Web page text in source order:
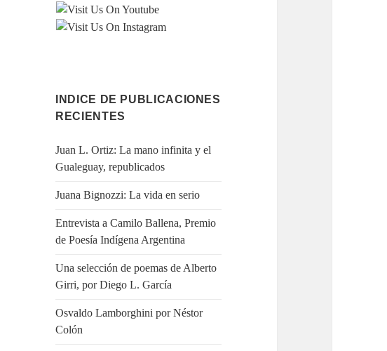
INDICE DE PUBLICACIONES
RECIENTES
Juan L. Ortiz: La mano infinita y el
Gualeguay, republicados
Juana Bignozzi: La vida en serio
Entrevista a Camilo Ballena, Premio
de Poesía Indígena Argentina
Una selección de poemas de Alberto
Girri, por Diego L. García
Osvaldo Lamborghini por Néstor
Colón